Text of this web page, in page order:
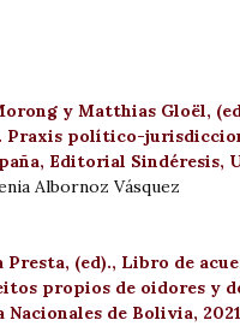
y Matthias Gloël,
político-
Editorial Sindéresis,
Albornoz Vásquez
Presta, (ed)., Libro de
propios de oidores y
de Bolivia,